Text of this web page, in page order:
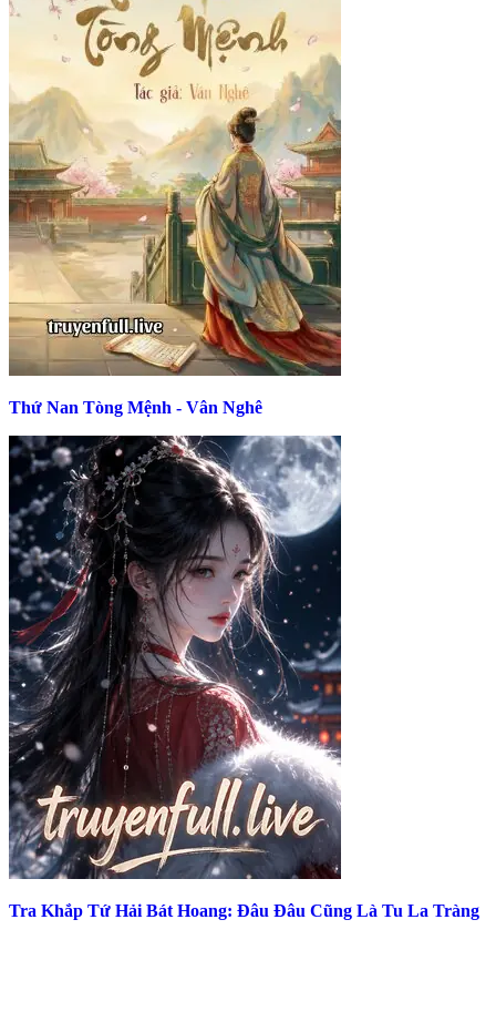
Thứ Nan Tòng Mệnh - Vân Nghê
Tra Khắp Tứ Hải Bát Hoang: Đâu Đâu Cũng Là Tu La Tràng